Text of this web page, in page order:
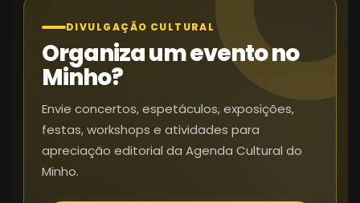
DIVULGAÇÃO CULTURAL
Organiza um evento no
Minho?
Envie concertos, espetáculos, exposições,
festas, workshops e atividades para
apreciação editorial da Agenda Cultural do
Minho.